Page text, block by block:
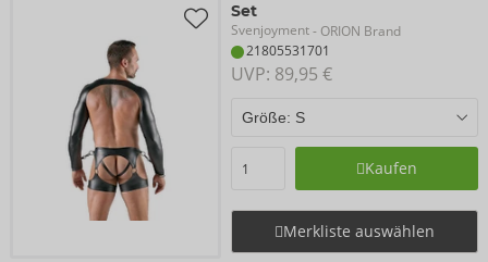
Set
Svenjoyment- ORION Brand
21805531701
UVP: 89,95 €
Kaufen
Merkliste auswählen